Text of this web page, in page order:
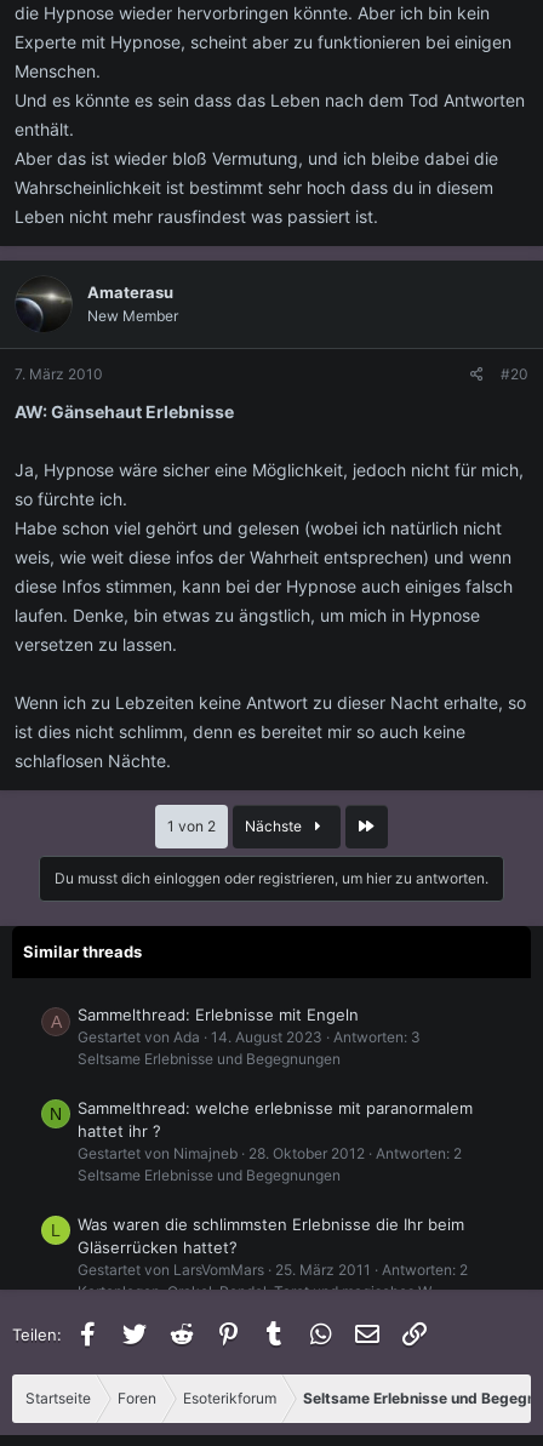
die Hypnose wieder hervorbringen könnte. Aber ich bin kein
Experte mit Hypnose, scheint aber zu funktionieren bei einigen
Menschen.
Und es könnte es sein dass das Leben nach dem Tod Antworten
enthält.
Aber das ist wieder bloß Vermutung, und ich bleibe dabei die
Wahrscheinlichkeit ist bestimmt sehr hoch dass du in diesem
Leben nicht mehr rausfindest was passiert ist.
Amaterasu
New Member
7. März 2010 #20
AW: Gänsehaut Erlebnisse
Ja, Hypnose wäre sicher eine Möglichkeit, jedoch nicht für mich,
so fürchte ich.
Habe schon viel gehört und gelesen (wobei ich natürlich nicht
weis, wie weit diese infos der Wahrheit entsprechen) und wenn
diese Infos stimmen, kann bei der Hypnose auch einiges falsch
laufen. Denke, bin etwas zu ängstlich, um mich in Hypnose
versetzen zu lassen.
Wenn ich zu Lebzeiten keine Antwort zu dieser Nacht erhalte, so
ist dies nicht schlimm, denn es bereitet mir so auch keine
schlaflosen Nächte.
1 von 2 Nächste Letzte
Du musst dich einloggen oder registrieren, um hier zu antworten.
Similar threads
A Sammelthread: Erlebnisse mit Engeln
Gestartet von Ada 14. August 2023
Antworten: 3
Seltsame Erlebnisse und Begegnungen
N
Sammelthread: welche erlebnisse mit paranormalem
hattet ihr ?
Gestartet von Nimajneb 28. Oktober 2012
Antworten: 2
Seltsame Erlebnisse und Begegnungen
L
Was waren die schlimmsten Erlebnisse die Ihr beim
Gläserrücken hattet?
Gestartet von LarsVomMars 25. März 2011
Antworten: 2
Kartenlegen, Orakel, Pendel, Tarot und magisches W
E Meine 2 Erlebnisse!
Seltsame Erlebnisse und Begegnungen
Teilen: FacebookTwitter Reddit PinterestTumblr WhatsApp
E-Mail
Startseite Foren Esoterikforum Seltsame Erlebnisse und